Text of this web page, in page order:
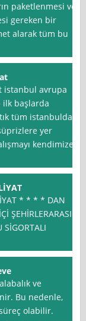
paketlenmesi ve
gereken bir
alarak tüm bu
istanbul avrupa
ilk başlarda
tüm istanbulda
yer
kendimize
* * * * DAN
ŞEHİRLERARASI
SİGORTALI
ve
Bu nedenle,
olabilir.